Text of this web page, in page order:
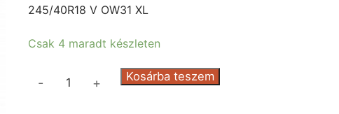
was:
245/40R18 V OW31 XL
Csak 4 maradt készleten
- + Kosárba teszem